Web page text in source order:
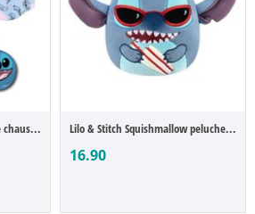
Lilo & Stitch pack 3 paires de chaussette... Lilo & Stitch Squishmallow peluche Stitch...
16.90